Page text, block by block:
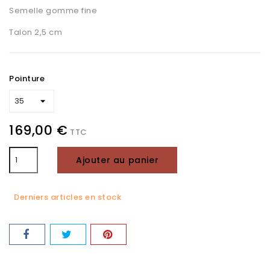
Semelle gomme fine
Talon 2,5 cm
Pointure
169,00 € TTC
Ajouter au panier
Derniers articles en stock